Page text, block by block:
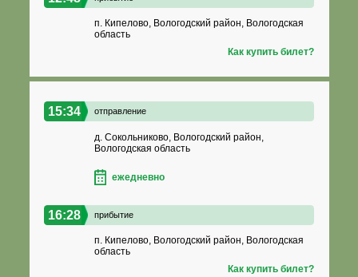
п. Кипелово, Вологодский район, Вологодская
область
Как купить билет?
15:34 отправление
д. Сокольниково, Вологодский район,
Вологодская область
ежедневно
16:28 прибытие
п. Кипелово, Вологодский район, Вологодская
область
Как купить билет?